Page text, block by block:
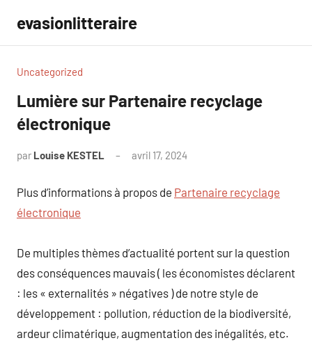
contenu
evasionlitteraire
Uncategorized
Lumière sur Partenaire recyclage
électronique
par Louise KESTEL avril 17, 2024
Plus d’informations à propos de Partenaire recyclage
électronique
De multiples thèmes d’actualité portent sur la question
des conséquences mauvais ( les économistes déclarent
: les « externalités » négatives ) de notre style de
développement : pollution, réduction de la biodiversité,
ardeur climatérique, augmentation des inégalités, etc.